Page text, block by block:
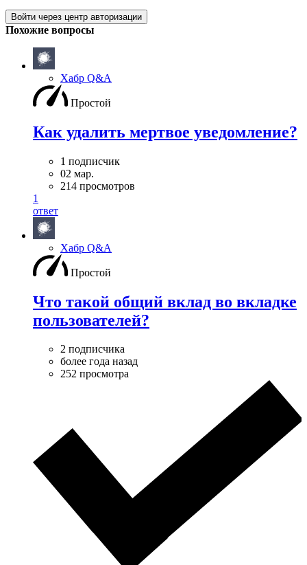
Войти через центр авторизации
Похожие вопросы
Хабр Q&A
Простой
Как удалить мертвое уведомление?
1 подписчик
02 мар.
214 просмотров
1
ответ
Хабр Q&A
Простой
Что такой общий вклад во вкладке
пользователей?
2 подписчика
более года назад
252 просмотра